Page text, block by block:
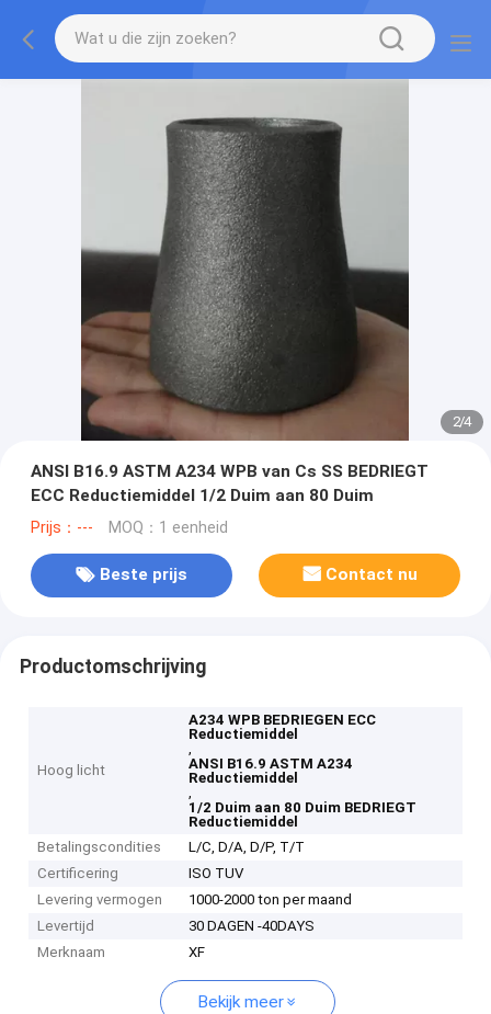
2/4
ANSI B16.9 ASTM A234 WPB van Cs SS BEDRIEGT
ECC Reductiemiddel 1/2 Duim aan 80 Duim
Prijs：--- MOQ：1 eenheid
Beste prijs Contact nu
Productomschrijving
Hoog licht
A234 WPB BEDRIEGEN ECC
Reductiemiddel
,
ANSI B16.9 ASTM A234
Reductiemiddel
,
1/2 Duim aan 80 Duim BEDRIEGT
Reductiemiddel
Betalingscondities
L/C, D/A, D/P, T/T
Certificering
ISO TUV
Levering vermogen
1000-2000 ton per maand
Levertijd
30 DAGEN -40DAYS
Merknaam
XF
Bekijk meer